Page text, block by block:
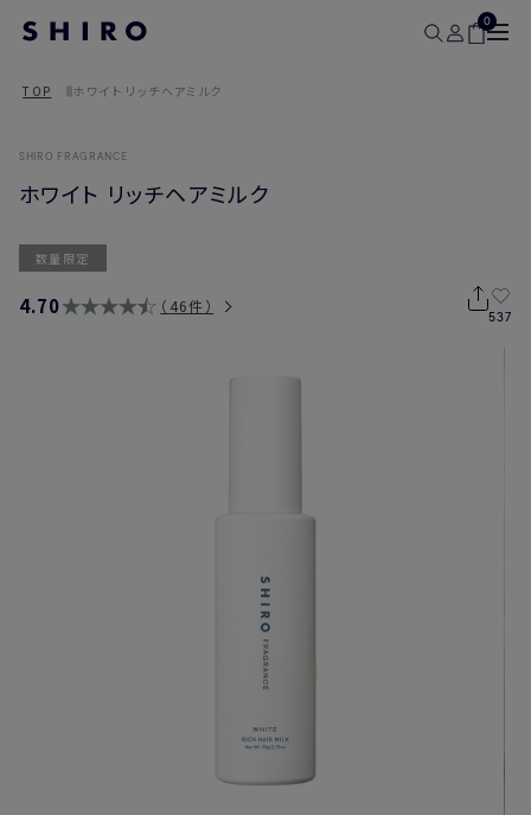
0
TOP ホワイト リッチヘアミルク
SHIRO FRAGRANCE
ホワイト リッチヘアミルク
数量限定
4.70 46件
537